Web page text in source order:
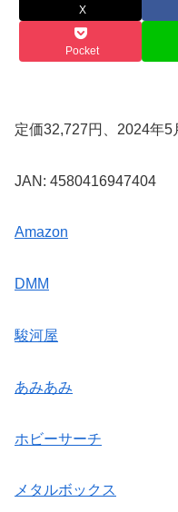
X
Pocket
定価32,727円、2024年5
JAN: 4580416947404
Amazon
DMM
駿河屋
あみあみ
ホビーサーチ
メタルボックス